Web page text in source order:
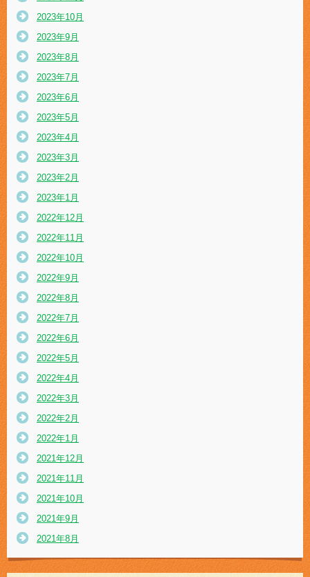
2023年10月
2023年9月
2023年8月
2023年7月
2023年6月
2023年5月
2023年4月
2023年3月
2023年2月
2023年1月
2022年12月
2022年11月
2022年10月
2022年9月
2022年8月
2022年7月
2022年6月
2022年5月
2022年4月
2022年3月
2022年2月
2022年1月
2021年12月
2021年11月
2021年10月
2021年9月
2021年8月